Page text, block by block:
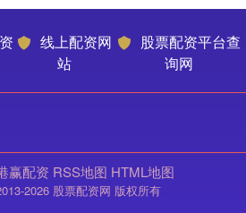
线上配资网
站
股票配资平台查
询网
赢配资 RSS地图 HTML地图
2026 股票配资网 版权所有